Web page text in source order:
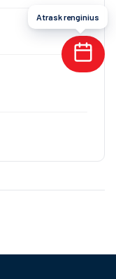
Atrask renginius